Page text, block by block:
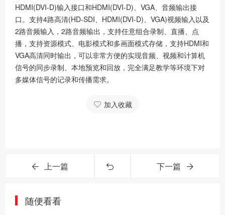
HDMI(DVI-D)输入接口和HDMI(DVI-D)、VGA、音频输出接
口。支持4路高清(HD-SDI、HDMI(DVI-D)、VGA)视频输入以及
2路音频输入，2路音频输出，支持任意组合录制、直播、点
播，支持资源模式、电影模式和多画面模式存储，支持HDMI和
VGA高清同时输出，可以非常方便的实现音频、视频和计算机
信号的同步录制、本地预览和回放，完全满足教学等环境下对
多媒体信号的记录和传播需求。
加入收藏
上一篇 下一篇
随便看看